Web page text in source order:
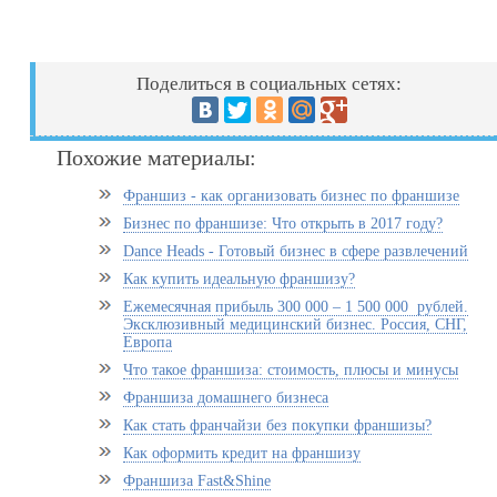
Поделиться в социальных сетях:
Похожие материалы:
Франшиз - как организовать бизнес по франшизе
Бизнес по франшизе: Что открыть в 2017 году?
Dance Heads - Готовый бизнес в сфере развлечений
Как купить идеальную франшизу?
Ежемесячная прибыль 300 000 – 1 500 000 рублей.
Эксклюзивный медицинский бизнес. Россия, СНГ,
Европа
Что такое франшиза: стоимость, плюсы и минусы
Франшиза домашнего бизнеса
Как стать франчайзи без покупки франшизы?
Как оформить кредит на франшизу
Франшиза Fast&Shine